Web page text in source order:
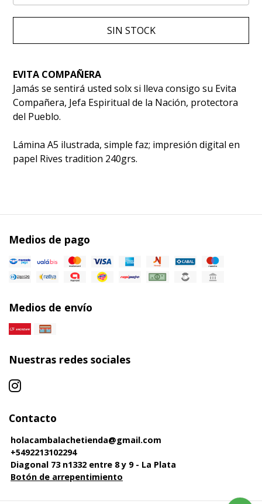
SIN STOCK
EVITA COMPAÑERA
Jamás se sentirá usted solx si lleva consigo su Evita
Compañera, Jefa Espiritual de la Nación, protectora
del Pueblo.
Lámina A5 ilustrada, simple faz; impresión digital en
papel Rives tradition 240grs.
Medios de pago
Medios de envío
Nuestras redes sociales
Contacto
holacambalachetienda@gmail.com
+5492213102294
Diagonal 73 n1332 entre 8 y 9 - La Plata
Botón de arrepentimiento